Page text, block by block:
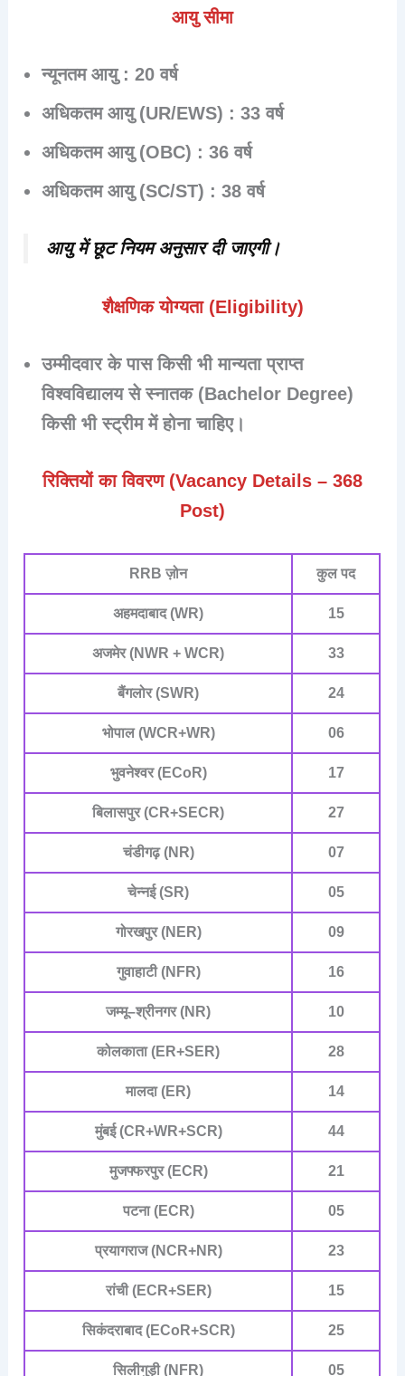
आयु सीमा
न्यूनतम आयु: 20 वर्ष
अधिकतम आयु (UR/EWS) : 33 वर्ष
अधिकतम आयु (OBC) : 36 वर्ष
अधिकतम आयु (SC/ST) : 38 वर्ष
आयु में छूट नियम अनुसार दी जाएगी।
शैक्षणिक योग्यता (Eligibility)
उम्मीदवार के पासकिसी भी मान्यता प्राप्त
विश्वविद्यालय से स्नातक (Bachelor Degree)
किसी भी स्ट्रीम मेंहोना चाहिए।
रिक्तियों का विवरण (Vacancy Details – 368
Post)
RRB ज़ोन कुल पद
अहमदाबाद (WR) 15
अजमेर (NWR + WCR) 33
बैंगलोर (SWR) 24
भोपाल (WCR+WR) 06
भुवनेश्वर (ECoR) 17
बिलासपुर (CR+SECR) 27
चंडीगढ़ (NR) 07
चेन्नई (SR) 05
गोरखपुर (NER) 09
गुवाहाटी (NFR) 16
जम्मू–श्रीनगर (NR) 10
कोलकाता (ER+SER) 28
मालदा (ER) 14
मुंबई (CR+WR+SCR) 44
मुजफ्फरपुर (ECR) 21
पटना (ECR) 05
प्रयागराज (NCR+NR) 23
रांची (ECR+SER) 15
सिकंदराबाद (ECoR+SCR) 25
सिलीगुड़ी (NFR) 05